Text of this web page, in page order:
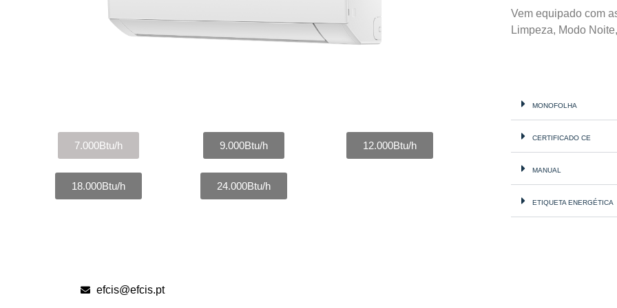
7.000Btu/h
18.000Btu/h
9.000Btu/h
24.000Btu/h
12.000Btu/h
Vem equipado com
Limpeza, Modo
MONOFOLHA
CERTIFICADO CE
MANUAL
ETIQUETA ENERGÉTICA
efcis@efcis.pt